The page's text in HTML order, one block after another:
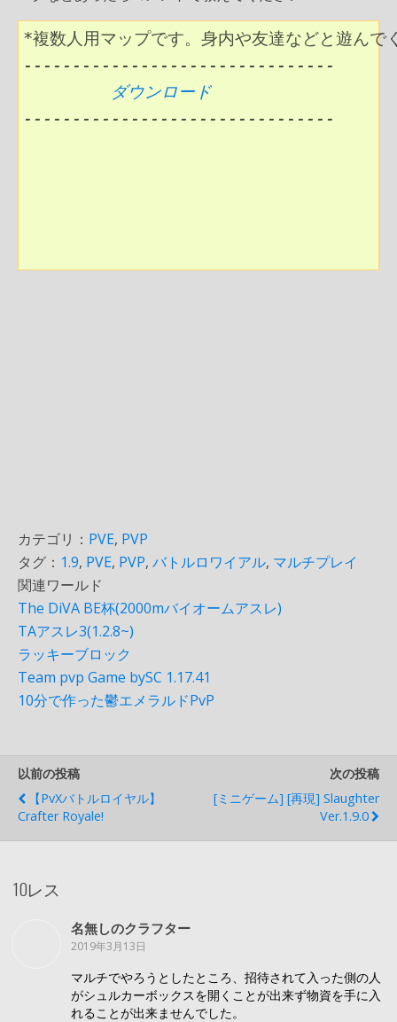
ダウンロード
--------------------------------
カテゴリ： PVE, PVP
タグ： 1.9, PVE, PVP, バトルロワイアル, マルチプレイ
関連ワールド
The DiVA BE杯(2000mバイオームアスレ)
TAアスレ3(1.2.8~)
ラッキーブロック
Team pvp Game bySC 1.17.41
10分で作った鬱エメラルドPvP
以前の投稿
【PvXバトルロイヤル】
Crafter Royale!
次の投稿
[ミニゲーム] [再現] Slaughter
Ver.1.9.0
10レス
名無しのクラフター
2019年3月13日
マルチでやろうとしたところ、招待されて入った側の人
がシュルカーボックスを開くことが出来ず物資を手に入
れることが出来ませんでした。